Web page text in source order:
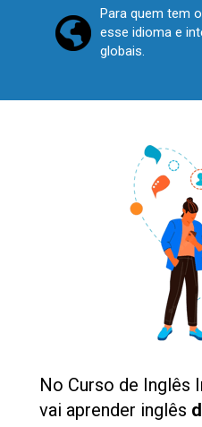
Para quem tem
esse idioma e
globais.
No Curso de Inglês
vai aprender inglês